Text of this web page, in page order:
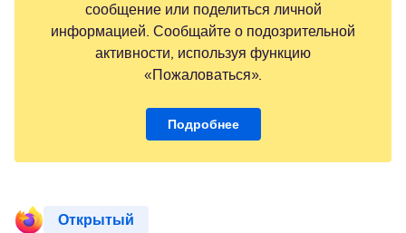
сообщение или поделиться личной
информацией. Сообщайте о подозрительной
активности, используя функцию
«Пожаловаться».
Подробнее
Открытый